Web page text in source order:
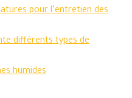
pour l’entretien des
différents types de
humides